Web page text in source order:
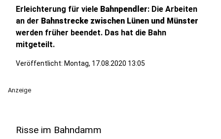
Erleichterung für viele Bahnpendler: Die Arbeiten
an der Bahnstrecke zwischen Lünen und Münster
werden früher beendet. Das hat die Bahn
mitgeteilt.
Veröffentlicht: Montag, 17.08.2020 13:05
Anzeige
Risse im Bahndamm